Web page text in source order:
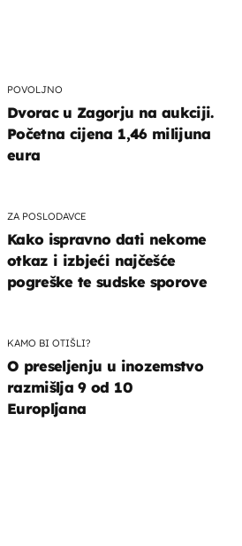
POVOLJNO
Dvorac u Zagorju na aukciji.
Početna cijena 1,46 milijuna
eura
ZA POSLODAVCE
Kako ispravno dati nekome
otkaz i izbjeći najčešće
pogreške te sudske sporove
KAMO BI OTIŠLI?
O preseljenju u inozemstvo
razmišlja 9 od 10
Europljana